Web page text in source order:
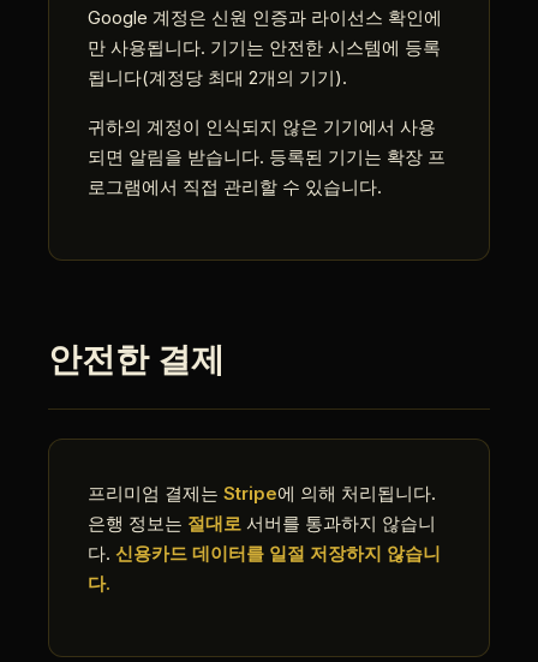
Google 계정은 신원 인증과 라이선스 확인에
만 사용됩니다. 기기는 안전한 시스템에 등록
됩니다(계정당 최대 2개의 기기).
귀하의 계정이 인식되지 않은 기기에서 사용
되면 알림을 받습니다. 등록된 기기는 확장 프
로그램에서 직접 관리할 수 있습니다.
안전한 결제
프리미엄 결제는 Stripe에 의해 처리됩니다.
은행 정보는 절대로 서버를 통과하지 않습니
다. 신용카드 데이터를 일절 저장하지 않습니
다.